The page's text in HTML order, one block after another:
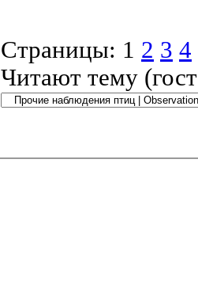
Страницы: 1 2 3 4
Читают тему